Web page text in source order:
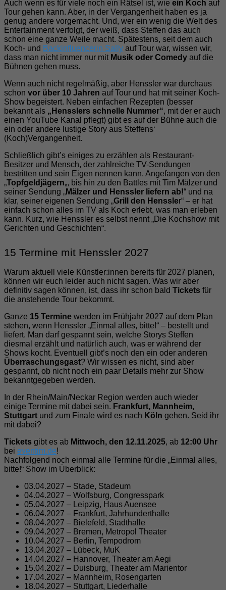
Auch wenn es für viele noch ein Rätsel ist, wie ein Koch auf
Tour gehen kann. Aber, in der Vergangenheit haben es ja
genug andere vorgemacht. Und, wer ein wenig die Welt des
Entertainment verfolgt, der weiß, dass Steffen das auch
schon eine ganze Weile macht. Spätestens, seit dem auch
Koch- und Backinfluencerin Sally auf Tour war, wissen wir,
dass man nicht immer nur mit Musik oder Comedy auf die
Bühnen gehen muss.
Wenn auch nicht regelmäßig, aber Henssler war durchaus
schon vor über 10 Jahren auf Tour und hat mit seiner Koch-
Show begeistert. Neben einfachen Rezepten (besser
bekannt als „Hensslers schnelle Nummer“, mit der er auch
einen YouTube Kanal pflegt) gibt es auf der Bühne auch die
ein oder andere lustige Story aus Steffens‘
(Koch)Vergangenheit.
Schließlich gibt’s einiges zu erzählen als Restaurant-
Besitzer und Mensch, der zahlreiche TV-Sendungen
bestritten und sein Eigen nennen kann. Angefangen von den
„Topfgeldjägern„, bis hin zu den Battles mit Tim Mälzer und
seiner Sendung „Mälzer und Henssler liefern ab!“ und na
klar, seiner eigenen Sendung „Grill den Henssler“ – er hat
einfach schon alles im TV als Koch erlebt, was man erleben
kann. Kurz, wie Henssler es selbst nennt „Die Kochshow mit
Gerichten und Geschichten“.
15 Termine mit Henssler 2027
Warum aktuell viele Künstler:innen bereits für 2027 planen,
können wir euch leider auch nicht sagen. Was wir aber
definitiv sagen können, ist, dass ihr schon bald Tickets für
die anstehende Tour bekommt.
Ganze 15 Termine werden im Frühjahr 2027 auf dem Plan
stehen, wenn Henssler „Einmal alles, bitte!“ – bestellt und
liefert. Man darf gespannt sein, welche Storys Steffen
diesmal erzählt und natürlich auch, was er während der
Shows kocht. Eventuell gibt’s noch den ein oder anderen
Überraschungsgast? Wir wissen es nicht, sind aber
gespannt, ob nicht noch ein paar Details mehr zur Show
bekanntgegeben werden.
In der Rhein/Main/Neckar Region werden auch wieder
einige Termine mit dabei sein. Frankfurt, Mannheim,
Stuttgart und zum Finale wird es nach Köln gehen. Seid ihr
mit dabei?
Tickets gibt es ab Mittwoch, den 12.11.2025, ab 12:00 Uhr
bei eventim.de!
Nachfolgend noch einmal alle Termine für die „Einmal alles,
bitte!“ Show im Überblick:
03.04.2027 – Stade, Stadeum
04.04.2027 – Wolfsburg, Congresspark
05.04.2027 – Leipzig, Haus Auensee
06.04.2027 – Frankfurt, Jahrhunderthalle
08.04.2027 – Bielefeld, Stadthalle
09.04.2027 – Bremen, Metropol Theater
10.04.2027 – Berlin, Tempodrom
13.04.2027 – Lübeck, MuK
14.04.2027 – Hannover, Theater am Aegi
15.04.2027 – Duisburg, Theater am Marientor
17.04.2027 – Mannheim, Rosengarten
18.04.2027 – Stuttgart, Liederhalle